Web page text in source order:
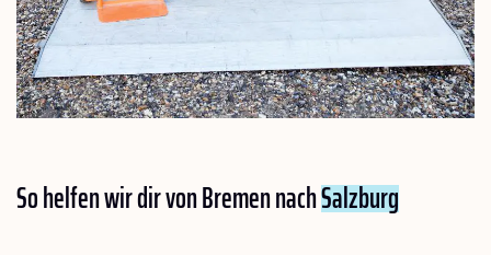
So helfen wir dir von Bremen nachSalzburg